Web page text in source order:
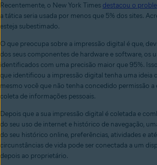
Recentemente, o New York Times destacou o
a tática seria usada por menos que 5% dos sites.
esteja subestimado.
O que preocupa sobre a impressão digital é que,
dos seus componentes de hardware e software, os
identificados com uma precisão maior que 95%.
que identificou a impressão digital tenha uma ideia
mesmo você que não tenha concedido permissão a
coleta de informações pessoais.
Depois que a sua impressão digital é coletada e
do seu uso de internet e histórico de navegação,
do seu histórico online, preferências, atividades e
circunstâncias de vida pode ser conectada a um
depois ao proprietário.